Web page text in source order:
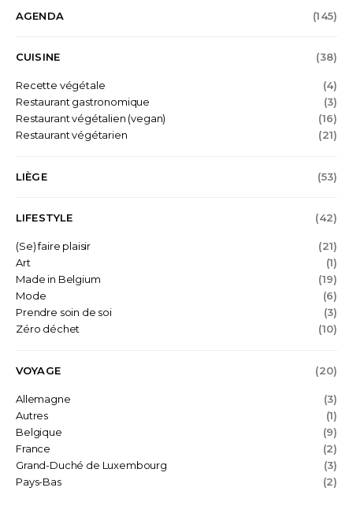
AGENDA (145)
CUISINE (38)
Recette végétale
(4)
Restaurant gastronomique
(3)
Restaurant végétalien (vegan)
(16)
Restaurant végétarien
(21)
LIÈGE (53)
LIFESTYLE (42)
(Se) faire plaisir
(21)
Art
(1)
Made in Belgium
(19)
Mode
(6)
Prendre soin de soi
(3)
Zéro déchet
(10)
VOYAGE (20)
Allemagne
(3)
Autres
(1)
Belgique
(9)
France
(2)
Grand-Duché de Luxembourg
(3)
Pays-Bas
(2)